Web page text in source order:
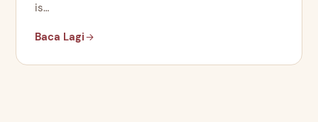
is…
Baca Lagi